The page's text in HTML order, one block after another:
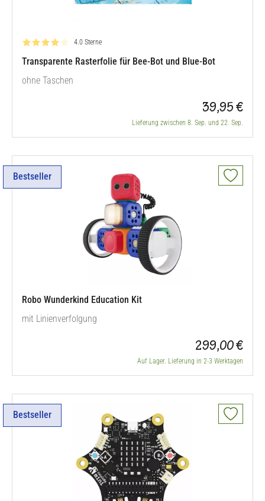
Bewertung: 4.0 von 5
4.0 Sterne
Transparente Rasterfolie für Bee-Bot und Blue-Bot
ohne Taschen
39,95 €
Lieferung zwischen 8. Sep. und 22. Sep.
Bestseller
Robo Wunderkind Education Kit
mit Linienverfolgung
299,00 €
Auf Lager. Lieferung in 2-3 Werktagen
Bestseller